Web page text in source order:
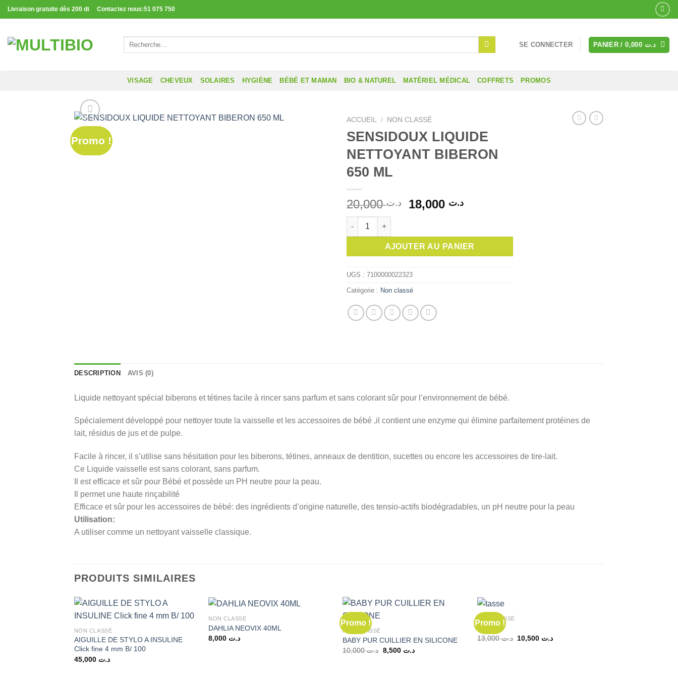
Passer
au
Livraison gratuite dès 200 dt Contactez nous:51 075 750
Recherche
SE CONNECTER PANIER / د.ت
VISAGE CHEVEUX SOLAIRES HYGIÈNE BÉBÉ ET MAMAN BIO & NATUREL MATÉRIEL MÉDICAL COFFRETS PROMOS
Promo !
ACCUEIL / NON CLASSÉ
SENSIDOUX LIQUIDE
NETTOYANT BIBERON
650 ML
د.ت20,000
Le
était :
د.ت 20,000.
د.تLe
est :
quantité de SENSIDOUX LIQUIDE NETTOYANT BIBERON 650 ML
AJOUTER AU PANIER
UGS : 7100000022323
Catégorie : Non classé
DESCRIPTION AVIS (0)
Liquide nettoyant spécial biberons et tétines facile à rincer sans parfum et sans colorant sûr pour l’environnement de bébé.
Spécialement développé pour nettoyer toute la vaisselle et les accessoires de bébé ,il contient une enzyme qui élimine parfaitement protéines de
lait, résidus de jus et de pulpe.
Facile à rincer, il s’utilise sans hésitation pour les biberons, tétines, anneaux de dentition, sucettes ou encore les accessoires de tire-lait.
Ce Liquide vaisselle est sans colorant, sans parfum.
Il est efficace et sûr pour Bébé et possède un PH neutre pour la peau.
Il permet une haute rinçabilité
Efficace et sûr pour les accessoires de bébé: des ingrédients d’origine naturelle, des tensio-actifs biodégradables, un pH neutre pour la peau
Utilisation:
A utiliser comme un nettoyant vaisselle classique.
PRODUITS SIMILAIRES
NON CLASSÉ
AIGUILLE DE STYLO A INSULINE
Click fine 4 mm B/ 100
د.ت 45,000
NON CLASSÉ
DAHLIA NEOVIX 40ML
د.ت
Promo !
NON CLASSÉ
BABY PUR CUILLIER EN SILICONE
د.ت10,000
Le
د.ت 8,500
Le
Promo !
NON CLASSÉ
tasse
د.ت13,000
Le
د.ت 10,500
Le